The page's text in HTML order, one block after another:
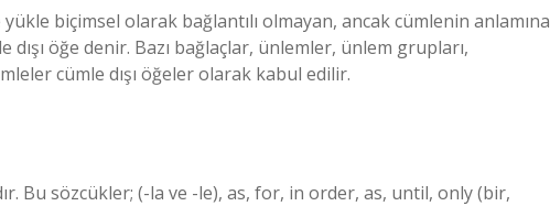
biçimsel olarak bağlantılı olmayan, ancak cümlenin anlamına
öğe denir. Bazı bağlaçlar, ünlemler, ünlem grupları,
cümle dışı öğeler olarak kabul edilir.
Bu sözcükler; (-la ve -le), as, for, in order, as, until, only (bir,